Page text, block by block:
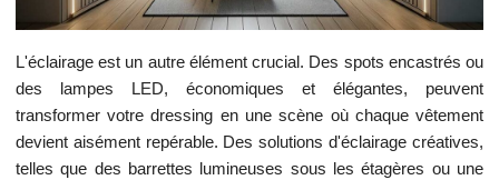
L'éclairage est un autre élément crucial. Des spots encastrés ou
des lampes LED, économiques et élégantes, peuvent
transformer votre dressing en une scène où chaque vêtement
devient aisément repérable. Des solutions d'éclairage créatives,
telles que des barrettes lumineuses sous les étagères ou une